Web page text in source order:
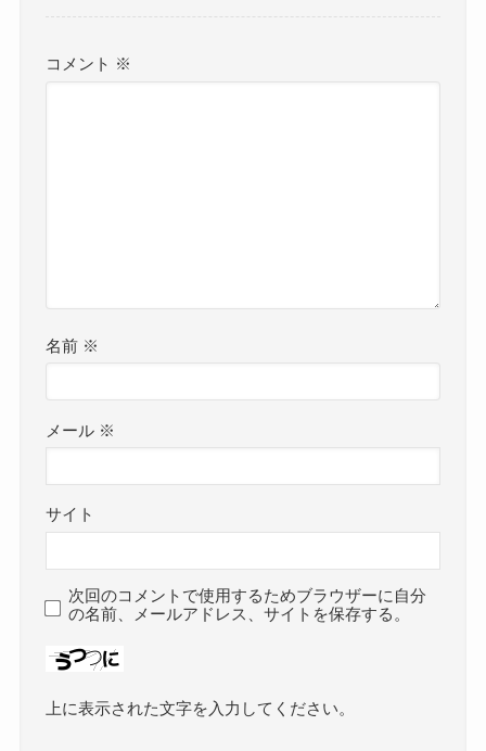
コメント ※
名前 ※
メール ※
サイト
次回のコメントで使用するためブラウザーに自分
の名前、メールアドレス、サイトを保存する。
上に表示された文字を入力してください。